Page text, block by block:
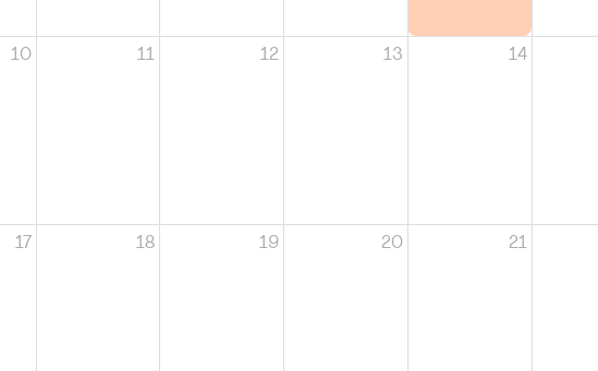
10 11 12 13 14
17 18 19 20 21